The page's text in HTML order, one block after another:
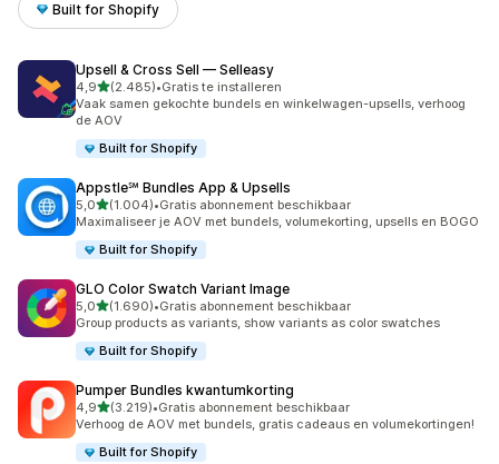
Built for Shopify
Upsell & Cross Sell — Selleasy
4,9van 5 sterren
(2.485)
2485 recensies in totaal
•Gratis te installeren
Vaak samen gekochte bundels en winkelwagen-upsells, verhoog
de AOV
Built for Shopify
Appstle℠ Bundles App & Upsells
5,0van 5 sterren
(1.004)
1004 recensies in totaal
•Gratis abonnement beschikbaar
Maximaliseer je AOV met bundels, volumekorting, upsells en BOGO
Built for Shopify
GLO Color Swatch Variant Image
5,0van 5 sterren
(1.690)
1690 recensies in totaal
•Gratis abonnement beschikbaar
Group products as variants, show variants as color swatches
Built for Shopify
Pumper Bundles kwantumkorting
4,9van 5 sterren
(3.219)
3219 recensies in totaal
•Gratis abonnement beschikbaar
Verhoog de AOV met bundels, gratis cadeaus en volumekortingen!
Built for Shopify